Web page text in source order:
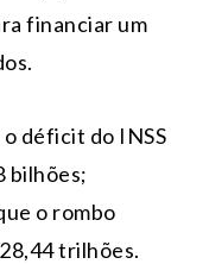
financiar um
o déficit do INSS
bilhões;
o rombo
trilhões.